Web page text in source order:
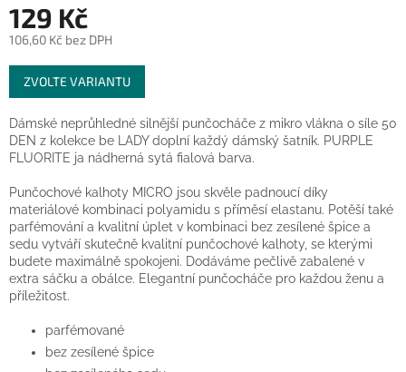
129 Kč
106,60 Kč bez DPH
Měrná
cena:
ZVOLTE VARIANTU
Dámské neprůhledné silnější punčocháče z mikro vlákna o síle 50
DEN z kolekce be LADY doplní každý dámský šatník. PURPLE
FLUORITE ja nádherná sytá fialová barva.
Punčochové kalhoty MICRO jsou skvěle padnoucí díky
materiálové kombinaci polyamidu s příměsí elastanu. Potěší také
parfémování a kvalitní úplet v kombinaci bez zesílené špice a
sedu vytváří skutečně kvalitní punčochové kalhoty, se kterými
budete maximálně spokojeni. Dodáváme pečlivě zabalené v
extra sáčku a obálce. Elegantní punčocháče pro každou ženu a
příležitost.
parfémované
bez zesílené špice